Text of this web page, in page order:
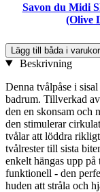
Savon du Midi
(Olive
Lägg till båda i
Beskrivning
Denna tvålpåse i
badrum. Tillverkad
den en skonsam och
den stimulerar
tvålar att löddra
tvålrester till sista
enkelt hängas upp
funktionell - den
huden att stråla och